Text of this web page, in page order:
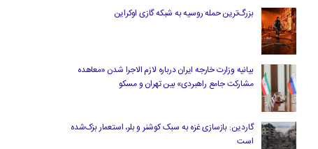
بزرگ‌ترین حمله روسیه به شبکه گازی اوکراین
بیانیه وزارت خارجه ایران درباره لازم‌ الاجرا شدن «معاهده
مشارکت جامع راهبردی» بین تهران و مسکو
گاردین: بازسازی غزه به سبک کوشنر و بلر، استعمار بزک‌شده
است